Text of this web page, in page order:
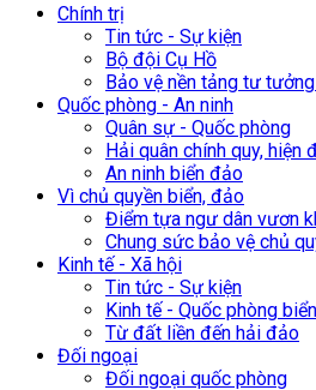
Chính trị
Tin tức - Sự kiện
Bộ đội Cụ Hồ
Bảo vệ nền tảng tư
Quốc phòng - An ninh
Quân sự - Quốc phòng
Hải quân chính quy, hiện
An ninh biển đảo
Vì chủ quyền biển, đảo
Điểm tựa ngư dân vươn
Chung sức bảo vệ chủ
Kinh tế - Xã hội
Tin tức - Sự kiện
Kinh tế - Quốc phòng
Từ đất liền đến hải đảo
Đối ngoại
Đối ngoại quốc phòng